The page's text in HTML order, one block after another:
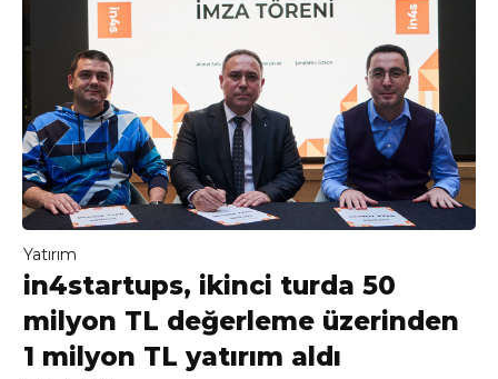
Yatırım
in4startups, ikinci turda 50
milyon TL değerleme üzerinden
1 milyon TL yatırım aldı